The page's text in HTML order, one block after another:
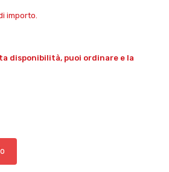
importo.
disponibilità, puoi ordinare e la